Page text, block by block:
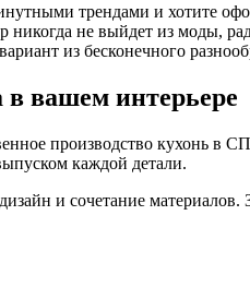
трендами и хотите
никогда не выйдет из моды,
из бесконечного
в вашем интерьере
производство кухонь в
каждой детали.
и сочетание материалов.